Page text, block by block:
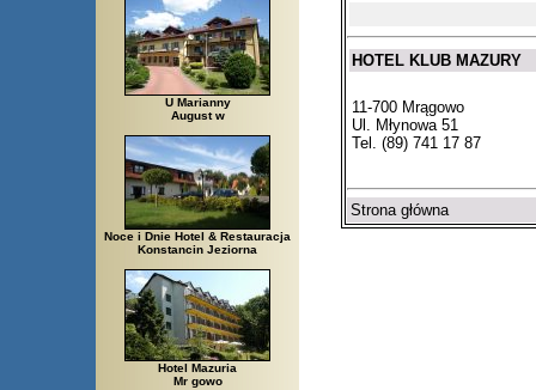
U Marianny
August w
Noce i Dnie Hotel & Restauracja
Konstancin Jeziorna
Hotel Mazuria
Mr gowo
HOTEL KLUB MAZURY
11-700 Mrągowo
Ul. Młynowa 51
Tel. (89) 741 17 87
Strona główna